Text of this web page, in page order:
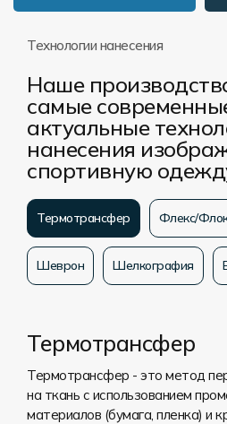
Технологии нанесения
Наше
самые
актуальные
нанесения
спортивную
Термотрансфер Флекс/
Шеврон Шелкография
Термотрансфер
Термотрансфер - это метод
на ткань с использованием
материалов (бумага, пленка) и